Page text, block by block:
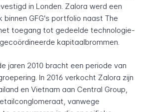
in Londen. Zalora werd een
binnen GFG's portfolio naast The
toegang tot gedeelde technologie-
kapitaalbrommen.
jaren 2010 bracht een periode van
In 2016 verkocht Zalora zijn
en Vietnam aan Central Group,
vanwege